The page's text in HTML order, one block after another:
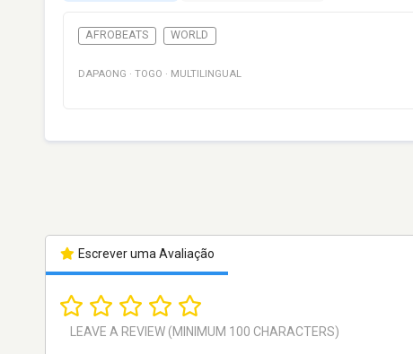
AFROBEATS WORLD
DAPAONG · TOGO · MULTILINGUAL
Escrever uma Avaliação